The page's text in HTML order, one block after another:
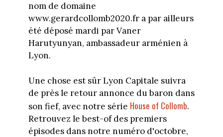
nom de domaine
www.gerardcollomb2020.fr a par ailleurs
été déposé mardi par Vaner
Harutyunyan, ambassadeur arménien à
Lyon.
Une chose est sûr Lyon Capitale suivra
de près le retour annonce du baron dans
son fief, avec notre série House of Collomb.
Retrouvez le best-of des premiers
épisodes dans notre numéro d'octobre,